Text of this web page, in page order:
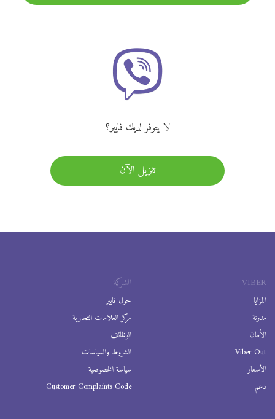
لا يتوفر لديك فايبر؟
تنزيل الآن
VIBER
المزايا
مدونة
الأمان
Viber Out
الأسعار
دعم
الشركة
حول فايبر
مركز العلامات التجارية
الوظائف
الشروط والسياسات
سياسة الخصوصية
Customer Complaints Code